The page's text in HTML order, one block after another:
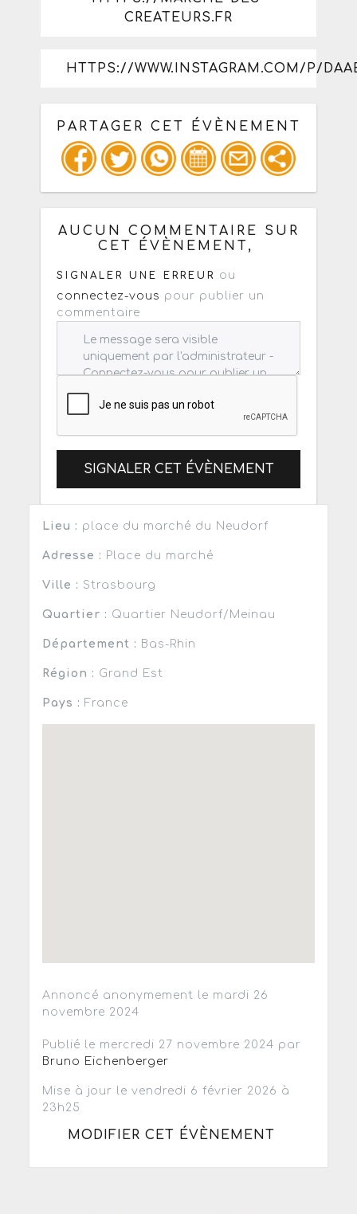
CREATEURS.FR
HTTPS://WWW.INSTAGRAM.COM/P/
PARTAGER CET ÉVÈNEMENT
Copiez les infos ci-dessous pour un
: mail / forum / réseau social
AUCUN COMMENTAIRE SUR
CET ÉVÈNEMENT,
SIGNALER UNE ERREUR
ou
connectez-vous pour publier un
commentaire
SIGNALER CET ÉVÈNEMENT
Lieu : place du marché du Neudorf
Adresse : Place du marché
Ville : Strasbourg
Quartier : Quartier Neudorf/Meinau
Département : Bas-Rhin
Région : Grand Est
Pays : France
Annoncé anonymement le mardi 26
novembre 2024
Publié le mercredi 27 novembre 2024 par
Bruno Eichenberger
Mise à jour le vendredi 6 février 2026 à
23h25
MODIFIER CET ÉVÈNEMENT